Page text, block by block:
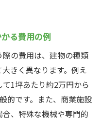
る費用の例
の費用は、建物の種類
きく異なります。例え
1坪あたり約2万円から
的です。また、商業施設
、特殊な機械や専門的